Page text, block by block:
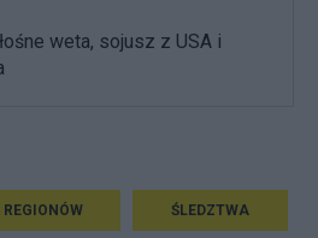
weta, sojusz z USA i
REGIONÓW ŚLEDZTWA